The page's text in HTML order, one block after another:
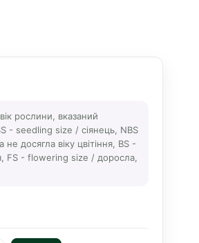
рослини, вказаний
- seedling size / сіянець, NBS
досягла віку цвітіння, BS -
FS - flowering size / доросла,